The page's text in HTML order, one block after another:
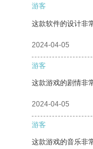
游客
这款软件的设计非
2024-04-05
游客
这款游戏的剧情非
2024-04-05
游客
这款游戏的音乐非